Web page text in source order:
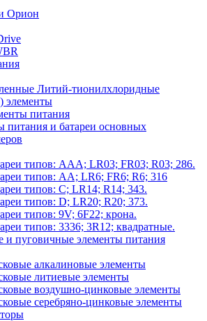
Орион
Литий-тионилхлоридные
элементы
питания
питания и батареи основных
типов: AAA; LR03; FR03; R03; 286.
типов: AA; LR6; FR6; R6; 316
типов: C; LR14; R14; 343.
типов: D; LR20; R20; 373.
типов: 9V; 6F22; крона.
типов: 3336; 3R12; квадратные.
и пуговичные элементы питания
алкалиновые элементы
литиевые элементы
воздушно-цинковые элементы
серебряно-цинковые элементы